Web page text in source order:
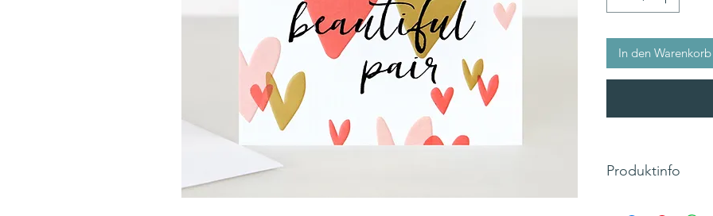
In den Warenkorb
Produktinfo